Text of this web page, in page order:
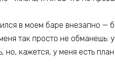
в моем баре внезапно —
так просто не
но, кажется, у меня есть